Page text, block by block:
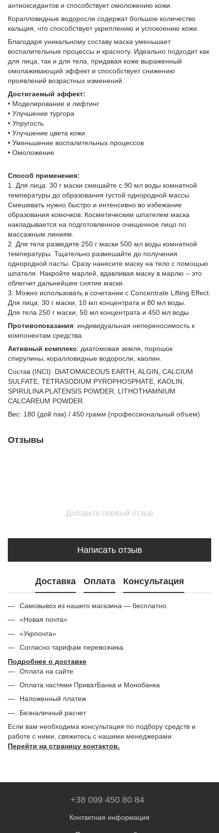
антиоксидантов и способствует омоложению кожи.
Коралловидные водоросли содержат большое количество
кальция, что способствует укреплению и успокоению кожи.
Благодаря уникальному составу маска уменьшает
воспалительные процессы и красноту. Идеально подходит как
для лица, так и для тела, придавая коже выраженный
омолаживающий эффект и способствует снижению
проявлений возрастных изменений.
Достигаемый эффект:
• Моделирование и лифтинг
• Улучшение тургора
• Упругость
• Улучшение цвета кожи
• Уменьшение воспалительных процессов
• Омоложение
Способ применения:
1. Для лица: 30 г маски смешайте с 90 мл воды комнатной
температуры до образования густой однородной массы.
Смешивать нужно быстро и интенсивно во избежание
образования комочков. Косметическим шпателем маска
накладывается на подготовленное очищенное лицо по
массажным линиям.
2. Для тела разведите 250 г маски 500 мл воды комнатной
температуры. Тщательно размешайте до получения
однородной пасты. Сразу нанесите маску на тело с помощью
шпателя. Накройте марлей, вдавливая маску в марлю – это
облегчит дальнейшее снятие маски.
3. Можно использовать в сочетании с Concentrate Lifting Effect.
Для лица: 30 г маски, 10 мл концентрата и 80 мл воды.
Для тела 250 г маски, 50 мл концентрата и 450 мл воды.
Противопоказания: индивидуальная непереносимость к
компонентам средства.
Активный комплекс: диатомовая земля, порошок
спирулины, коралловидные водоросли, каолин.
Состав (INCI): DIATOMACEOUS EARTH, ALGIN, CALCIUM
SULFATE, TETRASODIUM PYROPHOSPHATE, KAOLIN,
SPIRULINA PLATENSIS POWDER, LITHOTHAMNIUM
СALCAREUM POWDER.
Вес: 180 (дой пак) / 450 грамм (профессиональный объем)
Отзывы
Добавьте первый отзыв
Написать отзыв
Доставка Оплата Консультация
Самовывоз из нашего магазина — бесплатно.
«Новая почта»
«Укрпочта»
Согласно тарифам перевозчика.
Подробнее о доставке
Оплата на сайте
Оплата частями ПриватБанка и Монобанка
Наложенный платеж
Безналичный расчет
Если вам необходима консультация по подбору средств и
работе с ними, свяжитесь с нашими менеджерами
Перейти на страницу контактов.
+38 099 450 80 84
Контактная информация